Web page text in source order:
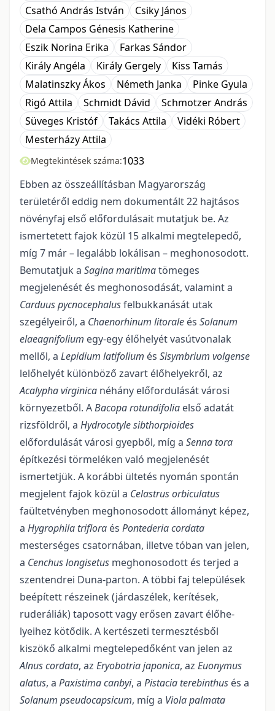
Csathó András István
Csiky János
Dela Campos Génesis Katherine
Eszik Norina Erika
Farkas Sándor
Király Angéla
Király Gergely
Kiss Tamás
Malatinszky Ákos
Németh Janka
Pinke Gyula
Rigó Attila
Schmidt Dávid
Schmotzer András
Süveges Kristóf
Takács Attila
Vidéki Róbert
Mesterházy Attila
Megtekintések száma:1033
Ebben az összeállításban Magyarország
területéről eddig nem dokumentált 22 hajtásos
növényfaj első előfordulásait mutatjuk be. Az
ismertetett fajok közül 15 alkalmi megtelepedő,
míg 7 már – legalább lokálisan – meghonosodott.
Bemutatjuk a Sagina maritimatömeges
megjelenését és meghonosodását, valamint a
Carduus pycnocephalusfelbukkanását utak
szegélyeiről, a Chaenorhinum litorale és Solanum
elaeagnifolium egy-egy élőhelyét vasútvonalak
mellől, a Lepidium latifolium és Sisymbrium volgense
lelőhelyét különböző zavart élőhelyekről, az
Acalyphavirginica néhány előfordu­lását városi
környezetből. ABacopa rotundifolia első adatát
rizsföldről, a Hydrocotyle sibthorpioides
előfordulását városi gyepből, míg a Senna tora
építkezési törmeléken való megjelenését
ismertetjük. A korábbi ültetés nyomán spontán
megjelent fajok közül a Celastrus orbiculatus
faültetvényben megho­nosodott állományt képez,
a Hygrophila triflora és Pontederia cordata
mesterséges csatornában, illetve tóban van jelen,
a Cenchuslongisetus meghonosodott és terjed a
szentendrei Duna-parton. A többi faj települések
beépített részeinek (járdaszélek, kerítések,
ruderáliák) taposott vagy erősen zavart élőhe­
lyeihez kötődik. A kertészeti termesztésből
kiszökő alkalmi megtelepedőként van jelen az
Alnuscorda­ta, az Eryobotriajaponica, az Euonymus
alatus, a Paxistimacanbyi, a Pistacia terebinthus és a
Solanum pseudocapsicum, míg a Violapalmata